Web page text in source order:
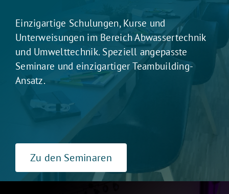
Einzigartige Schulungen, Kurse und
Unterweisungen im Bereich Abwassertechnik
und Umwelttechnik. Speziell angepasste
Seminare und einzigartiger Teambuilding-
Ansatz.
Zu den Seminaren